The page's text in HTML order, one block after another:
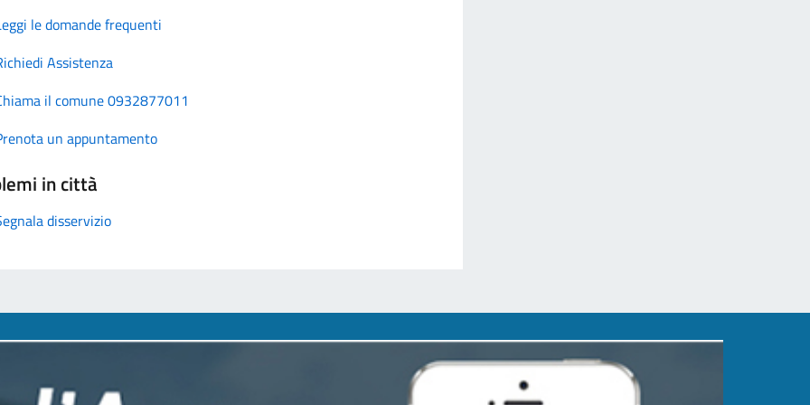
le domande frequenti
Assistenza
il comune 0932877011
un appuntamento
in città
disservizio